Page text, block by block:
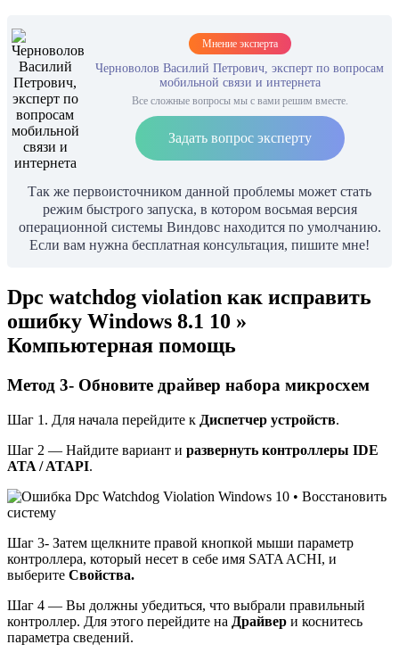
Мнение эксперта
Черноволов Василий Петрович, эксперт по вопросам
мобильной связи и интернета
Все сложные вопросы мы с вами решим вместе.
Задать вопрос эксперту
Так же первоисточником данной проблемы может стать
режим быстрого запуска, в котором восьмая версия
операционной системы Виндовс находится по умолчанию.
Если вам нужна бесплатная консультация, пишите мне!
Dpc watchdog violation как исправить
ошибку Windows 8.1 10 »
Компьютерная помощь
Метод 3- Обновите драйвер набора микросхем
Шаг 1. Для начала перейдите к Диспетчер устройств.
Шаг 2 — Найдите вариант и развернуть контроллеры IDE
ATA / ATAPI.
Шаг 3- Затем щелкните правой кнопкой мыши параметр
контроллера, который несет в себе имя SATA ACHI, и
выберите Свойства.
Шаг 4 — Вы должны убедиться, что выбрали правильный
контроллер. Для этого перейдите на Драйвер и коснитесь
параметра сведений.